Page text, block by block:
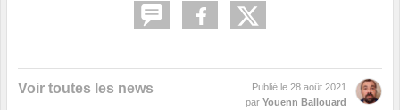
Voir toutes les news Publié le 28 août 2021
par Youenn Ballouard